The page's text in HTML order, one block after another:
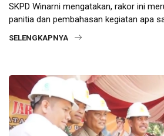
SKPD Winarni mengatakan, rakor ini
panitia dan pembahasan kegiatan apa
SELENGKAPNYA